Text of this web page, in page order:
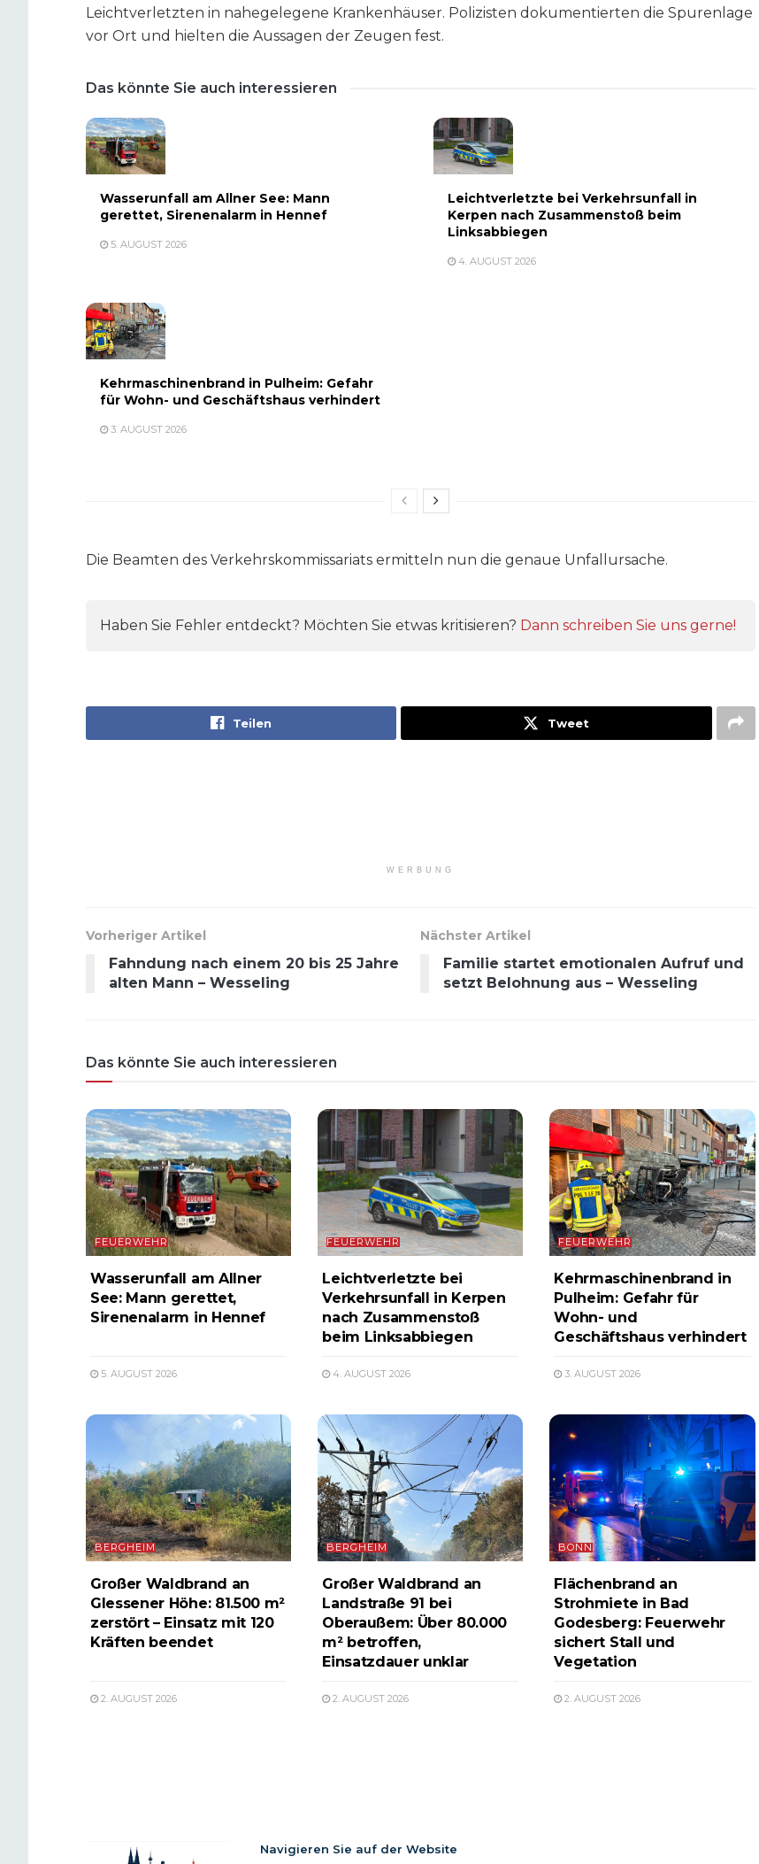
Leichtverletzten in nahegelegene Krankenhäuser. Polizisten dokumentierten die Spurenlage
vor Ort und hielten die Aussagen der Zeugen fest.
Das könnte Sie auch interessieren
Wasserunfall am Allner See: Mann
gerettet, Sirenenalarm in Hennef
5. AUGUST 2026
Leichtverletzte bei Verkehrsunfall in
Kerpen nach Zusammenstoß beim
Linksabbiegen
4. AUGUST 2026
Kehrmaschinenbrand in Pulheim: Gefahr
für Wohn- und Geschäftshaus verhindert
3. AUGUST 2026
Die Beamten des Verkehrskommissariats ermitteln nun die genaue Unfallursache.
Haben Sie Fehler entdeckt? Möchten Sie etwas kritisieren? Dann schreiben Sie uns gerne!
Teilen Tweet
WERBUNG
Vorheriger Artikel
Fahndung nach einem 20 bis 25 Jahre
alten Mann – Wesseling
Nächster Artikel
Familie startet emotionalen Aufruf und
setzt Belohnung aus – Wesseling
Das könnte Sie auch interessieren
FEUERWEHR
Wasserunfall am Allner
See: Mann gerettet,
Sirenenalarm in Hennef
5. AUGUST 2026
FEUERWEHR
Leichtverletzte bei
Verkehrsunfall in Kerpen
nach Zusammenstoß
beim Linksabbiegen
4. AUGUST 2026
FEUERWEHR
Kehrmaschinenbrand in
Pulheim: Gefahr für
Wohn- und
Geschäftshaus verhindert
3. AUGUST 2026
BERGHEIM
Großer Waldbrand an
Glessener Höhe: 81.500 m²
zerstört – Einsatz mit 120
Kräften beendet
2. AUGUST 2026
BERGHEIM
Großer Waldbrand an
Landstraße 91 bei
Oberaußem: Über 80.000
m² betroffen,
Einsatzdauer unklar
2. AUGUST 2026
BONN
Flächenbrand an
Strohmiete in Bad
Godesberg: Feuerwehr
sichert Stall und
Vegetation
2. AUGUST 2026
Navigieren Sie auf der Website